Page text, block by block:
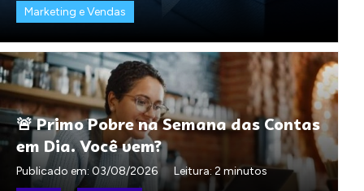
Marketing e Vendas
🚨 Primo Pobre na Semana das Contas
em Dia. Você vem?
Publicado em: 03/08/2026
Leitura: 2 minutos